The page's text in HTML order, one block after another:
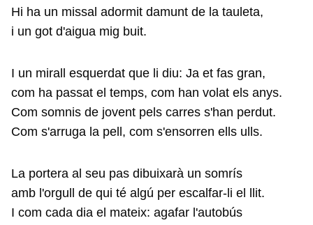
Hi ha un missal adormit damunt de la tauleta,
i un got d'aigua mig buit.
I un mirall esquerdat que li diu: Ja et fas gran,
com ha passat el temps, com han volat els anys.
Com somnis de jovent pels carres s'han perdut.
Com s'arruga la pell, com s'ensorren ells ulls.
La portera al seu pas dibuixarà un somrís
amb l'orgull de qui té algú per escalfar-li el llit.
I com cada dia el mateix: agafar l'autobús